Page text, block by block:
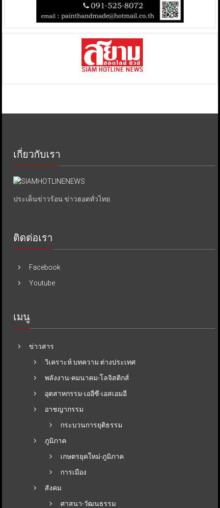
เกี่ยวกับเรา
ประเด็นข่าวร้อน ข่าวฮอตทั่วไทย.
ติดต่อเรา
Facebook
Youtube
เมนู
ข่าวสาร
วิเคราะห์ บทความ ต่างประเทศ
พลังงาน-คมนาคม-โลจิสติกส์
อุตสาหกรรม-เออีซี-เอสเอมอี
อาชญากรรม
กระบวนการยุติธรรม
ภูมิภาค
เกษตรยุคใหม่-ภูมิภาค
การเมือง
สังคม
ศาสนา-วัฒนธรรม